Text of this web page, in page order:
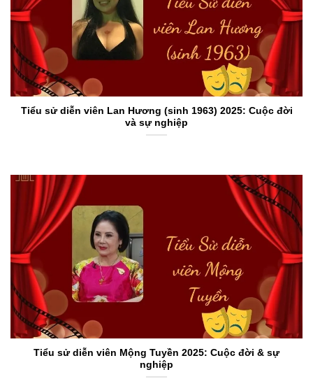
Tiểu sử diễn viên Lan Hương (sinh 1963) 2025: Cuộc đời
và sự nghiệp
Tiểu sử diễn viên Mộng Tuyền 2025: Cuộc đời & sự
nghiệp